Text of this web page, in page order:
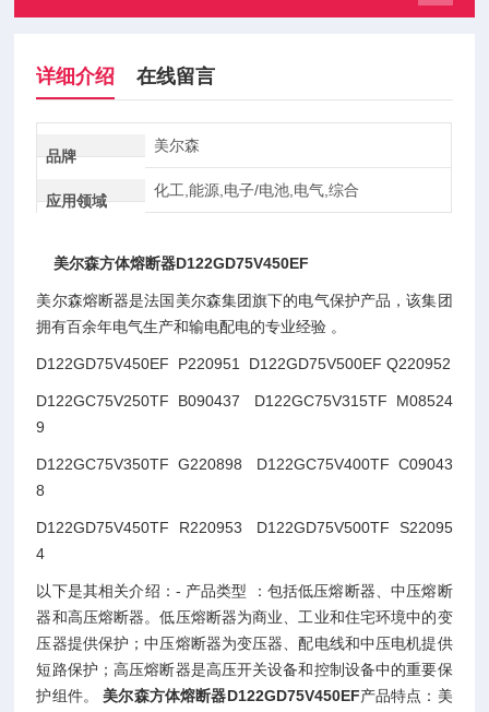
详细介绍 在线留言
品牌
美尔森
应用领域
化工,能源,电子/电池,电气,综合
美尔森方体熔断器D122GD75V450EF
美尔森熔断器是法国美尔森集团旗下的电气保护产品，该集团
拥有百余年电气生产和输电配电的专业经验 。
D122GD75V450EF P220951 D122GD75V500EF Q220952
D122GC75V250TF B090437 D122GC75V315TF M08524
9
D122GC75V350TF G220898 D122GC75V400TF C09043
8
D122GD75V450TF R220953 D122GD75V500TF S22095
4
以下是其相关介绍：- 产品类型 ：包括低压熔断器、中压熔断
器和高压熔断器。低压熔断器为商业、工业和住宅环境中的变
压器提供保护；中压熔断器为变压器、配电线和中压电机提供
短路保护；高压熔断器是高压开关设备和控制设备中的重要保
护组件。
美尔森方体熔断器D122GD75V450EF产品特点：美